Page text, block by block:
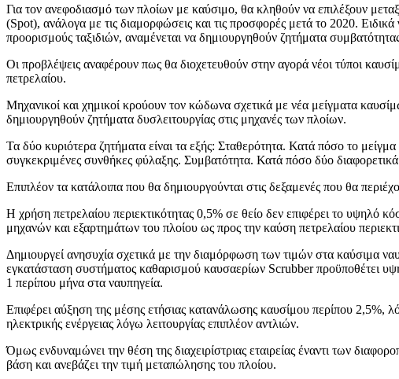
Για τον ανεφοδιασμό των πλοίων με καύσιμο, θα κληθούν να επιλέξουν
(Spot), ανάλογα με τις διαμορφώσεις και τις προσφορές μετά το 2020.
προορισμούς ταξιδιών, αναμένεται να δημιουργηθούν ζητήματα
Οι προβλέψεις αναφέρουν πως θα διοχετευθούν στην αγορά νέοι τύποι
πετρελαίου.
Μηχανικοί και χημικοί κρούουν τον κώδωνα σχετικά με νέα μείγματα
δημιουργηθούν ζητήματα δυσλειτουργίας στις μηχανές των πλοίων.
Τα δύο κυριότερα ζητήματα είναι τα εξής: Σταθερότητα. Κατά πόσο το
συγκεκριμένες συνθήκες φύλαξης. Συμβατότητα. Κατά πόσο δύο
Επιπλέον τα κατάλοιπα που θα δημιουργούνται στις δεξαμενές που θα
Η χρήση πετρελαίου περιεκτικότητας 0,5% σε θείο δεν επιφέρει το υψηλό
μηχανών και εξαρτημάτων του πλοίου ως προς την καύση πετρελαίου
Δημιουργεί ανησυχία σχετικά με την διαμόρφωση των τιμών στα καύσιμα
εγκατάσταση συστήματος καθαρισμού καυσαερίων Scrubber προϋποθέτει
1 περίπου μήνα στα ναυπηγεία.
Επιφέρει αύξηση της μέσης ετήσιας κατανάλωσης καυσίμου περίπου 2,5%,
ηλεκτρικής ενέργειας λόγω λειτουργίας επιπλέον αντλιών.
Όμως ενδυναμώνει την θέση της διαχειρίστριας εταιρείας έναντι των
βάση και ανεβάζει την τιμή μεταπώλησης του πλοίου.